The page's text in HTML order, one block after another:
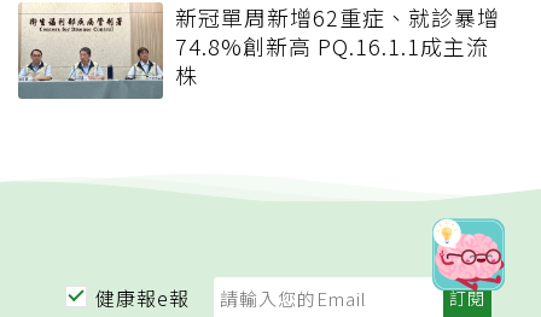
新冠單周新增62重症、就診暴增
74.8%創新高 PQ.16.1.1成主流
株
健康報e報